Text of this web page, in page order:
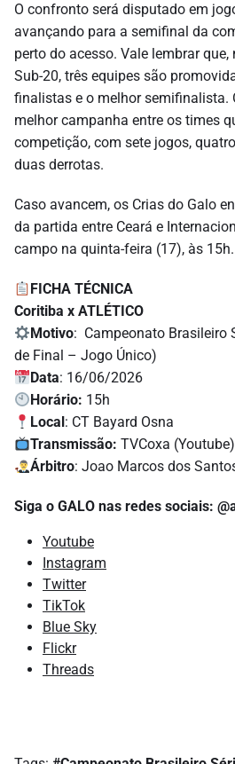
O confronto será disputado em
avançando para a semifinal da
perto do acesso. Vale lembrar que,
Sub-20, três equipes são
finalistas e o melhor semifinalista.
melhor campanha entre os times
competição, com sete jogos,
duas derrotas.
Caso avancem, os Crias do Galo
da partida entre Ceará e
campo na quinta-feira (17), às 15h.
FICHA TÉCNICA
Coritiba x ATLÉTICO
Motivo: Campeonato Brasileiro
de Final – Jogo Único)
Data: 16/06/2026
Horário: 15h
Local : CT Bayard Osna
Transmissão:TVCoxa (Youtube)
Árbitro: Joao Marcos dos
Siga o GALO nas redes sociais:
Youtube
Instagram
Twitter
TikTok
Blue Sky
Flickr
Threads